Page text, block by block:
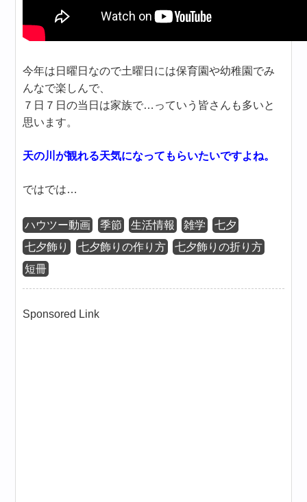
今年は日曜日なので土曜日には保育園や幼稚園でみ
んなで楽しんで、
７日７日の当日は家族で…っていう皆さんも多いと
思います。
天の川が観れる天気になってもらいたいですよね。
ではでは…
ハウツー動画 季節 生活情報 雑学
七夕
七夕飾り
七夕飾りの作り方
七夕飾りの折り方
短冊
Sponsored Link